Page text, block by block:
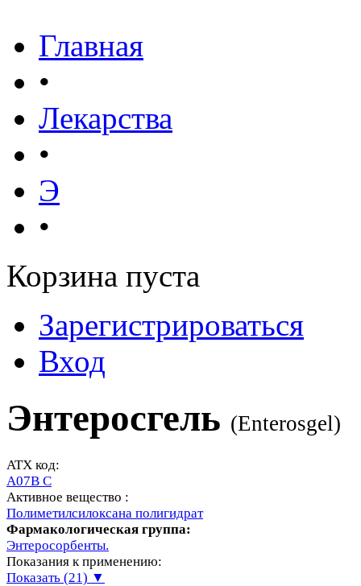
Главная
•
Лекарства
•
Э
•
Корзина пуста
Зарегистрироваться
Вход
Энтеросгель (Enterosgel)
ATX код:
A07B C
Активное вещество :
Полиметилсилоксана полигидрат
Фармакологическая группа:
Энтеросорбенты.
Показания к применению:
Показать (21) ▼